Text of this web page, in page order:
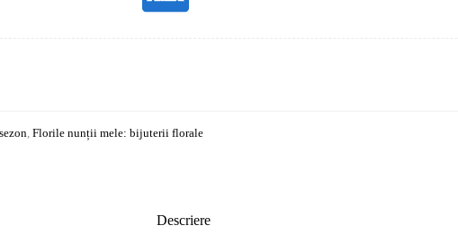
Florile nunții mele: bijuterii florale
Descriere